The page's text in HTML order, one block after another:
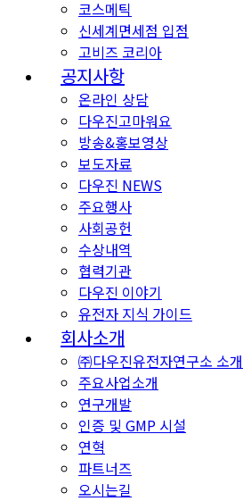
코스메틱
신세계면세점 입점
고비즈 코리아
공지사항
온라인 상담
다우진고마워요
방송&홍보영상
보도자료
다우진 NEWS
주요행사
사회공헌
수상내역
협력기관
다우진 이야기
유전자 지식 가이드
회사소개
㈜다우진유전자연구소 소개
주요사업소개
연구개발
인증 및 GMP 시설
연혁
파트너즈
오시는길